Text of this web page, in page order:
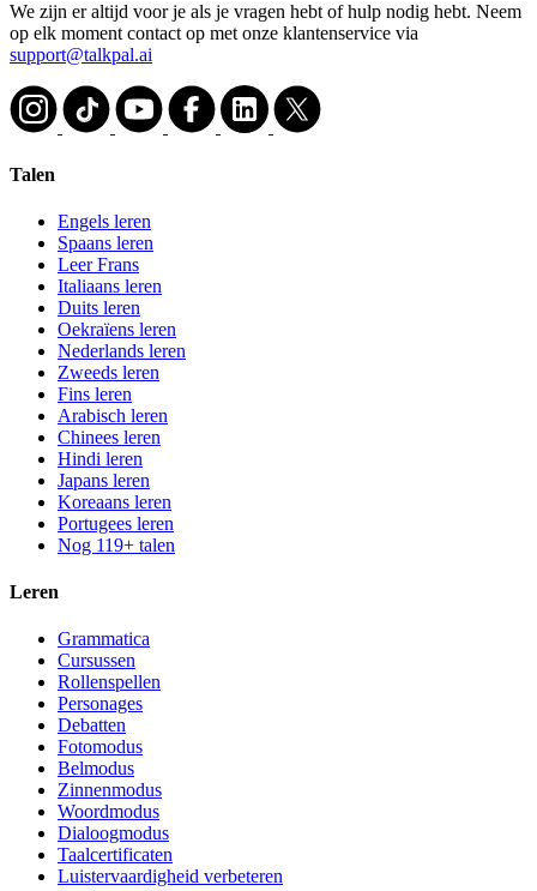
We zijn er altijd voor je als je vragen hebt of hulp nodig hebt. Neem
op elk moment contact op met onze klantenservice via
support@talkpal.ai
Talen
Engels leren
Spaans leren
Leer Frans
Italiaans leren
Duits leren
Oekraïens leren
Nederlands leren
Zweeds leren
Fins leren
Arabisch leren
Chinees leren
Hindi leren
Japans leren
Koreaans leren
Portugees leren
Nog 119+ talen
Leren
Grammatica
Cursussen
Rollenspellen
Personages
Debatten
Fotomodus
Belmodus
Zinnenmodus
Woordmodus
Dialoogmodus
Taalcertificaten
Luistervaardigheid verbeteren